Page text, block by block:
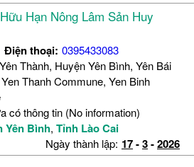
Hạn Nông Lâm Sản Huy
Điện thoại: 0395433083
Thành, Huyện Yên Bình, Yên Bái
Thanh Commune, Yen Binh
có thông tin (No information)
Yên Bình, Tỉnh Lào Cai
Ngày thành lập: 17-3-2026